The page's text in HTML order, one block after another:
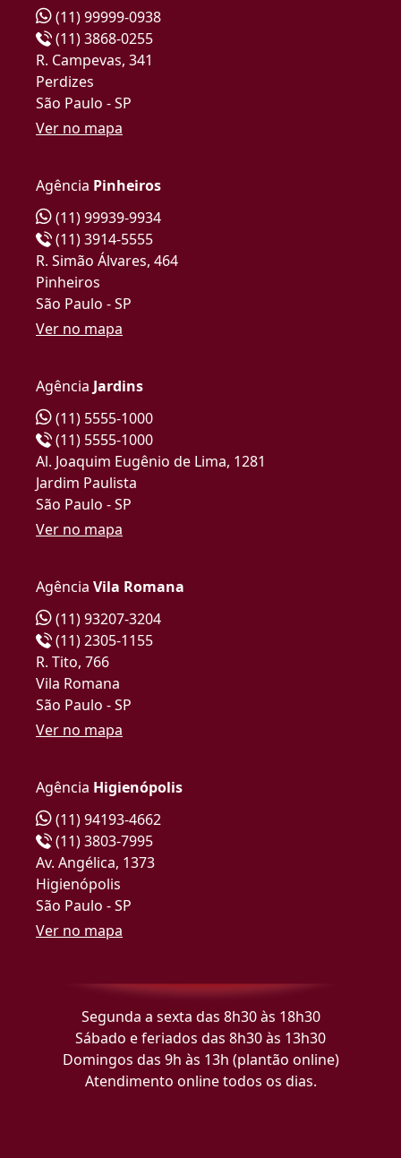
(11) 99999-0938
(11) 3868-0255
R. Campevas, 341
Perdizes
São Paulo - SP
Ver no mapa
Agência Pinheiros
(11) 99939-9934
(11) 3914-5555
R. Simão Álvares, 464
Pinheiros
São Paulo - SP
Ver no mapa
Agência Jardins
(11) 5555-1000
(11) 5555-1000
Al. Joaquim Eugênio de Lima, 1281
Jardim Paulista
São Paulo - SP
Ver no mapa
Agência Vila Romana
(11) 93207-3204
(11) 2305-1155
R. Tito, 766
Vila Romana
São Paulo - SP
Ver no mapa
Agência Higienópolis
(11) 94193-4662
(11) 3803-7995
Av. Angélica, 1373
Higienópolis
São Paulo - SP
Ver no mapa
Segunda a sexta das 8h30 às 18h30
Sábado e feriados das 8h30 às 13h30
Domingos das 9h às 13h (plantão online)
Atendimento online todos os dias.